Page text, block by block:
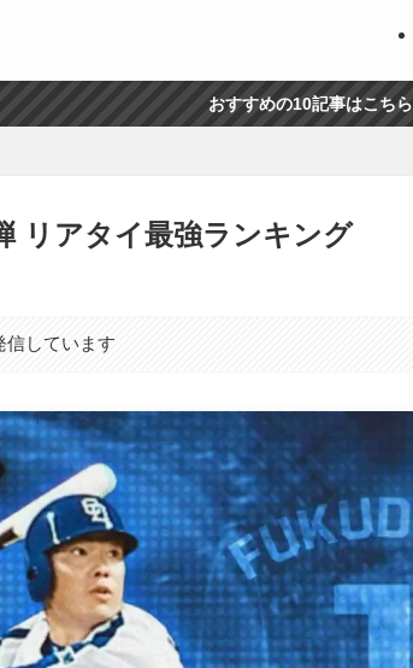
おすすめの10記事はこちら
リアタイ最強ランキング
信しています